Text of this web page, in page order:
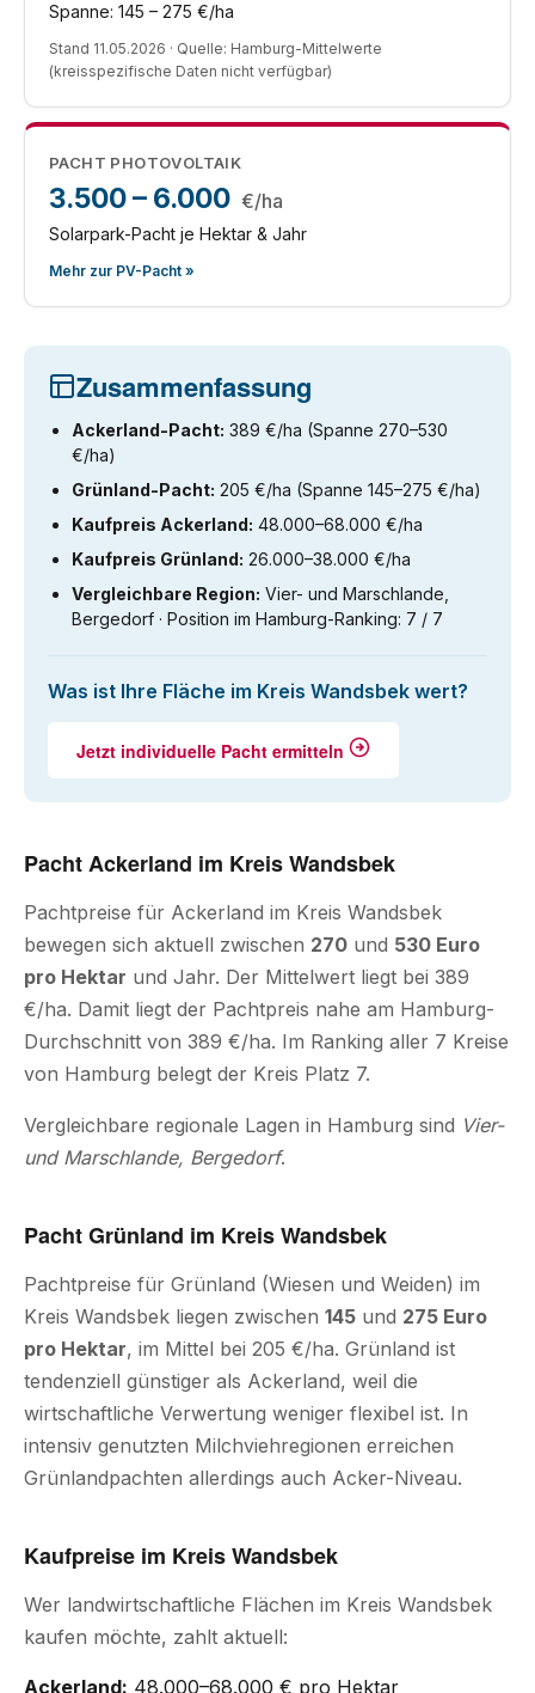
Spanne: 145 – 275 €/ha
Stand 11.05.2026 · Quelle: Hamburg-Mittelwerte
(kreisspezifische Daten nicht verfügbar)
PACHT PHOTOVOLTAIK
3.500 – 6.000 €/ha
Solarpark-Pacht je Hektar & Jahr
Mehr zur PV-Pacht »
Zusammenfassung
Ackerland-Pacht: 389 €/ha (Spanne 270–530
€/ha)
Grünland-Pacht: 205 €/ha (Spanne 145–275 €/ha)
Kaufpreis Ackerland: 48.000–68.000 €/ha
Kaufpreis Grünland: 26.000–38.000 €/ha
Vergleichbare Region: Vier- und Marschlande,
Bergedorf · Position im Hamburg-Ranking: 7 / 7
Was ist Ihre Fläche im Kreis Wandsbek wert?
Jetzt individuelle Pacht ermitteln
Pacht Ackerland im Kreis Wandsbek
Pachtpreise für Ackerland im Kreis Wandsbek
bewegen sich aktuell zwischen 270 und 530 Euro
pro Hektar und Jahr. Der Mittelwert liegt bei 389
€/ha. Damit liegt der Pachtpreis nahe am Hamburg-
Durchschnitt von 389 €/ha. Im Ranking aller 7 Kreise
von Hamburg belegt der Kreis Platz 7.
Vergleichbare regionale Lagen in Hamburg sind Vier-
und Marschlande, Bergedorf.
Pacht Grünland im Kreis Wandsbek
Pachtpreise für Grünland (Wiesen und Weiden) im
Kreis Wandsbek liegen zwischen 145 und 275 Euro
pro Hektar, im Mittel bei 205 €/ha. Grünland ist
tendenziell günstiger als Ackerland, weil die
wirtschaftliche Verwertung weniger flexibel ist. In
intensiv genutzten Milchviehregionen erreichen
Grünlandpachten allerdings auch Acker-Niveau.
Kaufpreise im Kreis Wandsbek
Wer landwirtschaftliche Flächen im Kreis Wandsbek
kaufen möchte, zahlt aktuell:
Ackerland: 48.000–68.000 € pro Hektar